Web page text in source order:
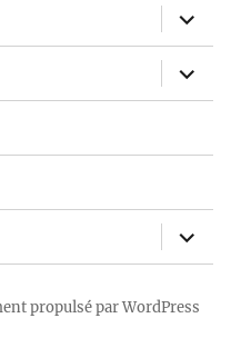
ouvrir
le
sous-
menu
ouvrir
le
sous-
ouvrir
le
sous-
propulsé par WordPress